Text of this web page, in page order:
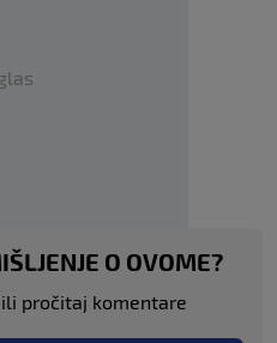
O OVOME?
pročitaj komentare